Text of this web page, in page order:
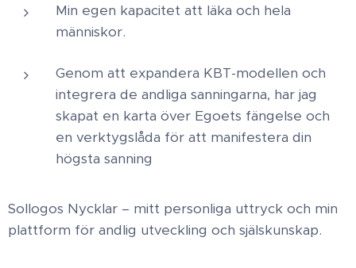
Min egen kapacitet att läka och hela
människor.​
Genom att expandera KBT-modellen och
integrera de andliga sanningarna, har jag
skapat en karta över Egoets fängelse och
en verktygslåda för att manifestera din
högsta sanning
Sollogos Nycklar – mitt personliga uttryck och min
plattform för andlig utveckling och själskunskap.